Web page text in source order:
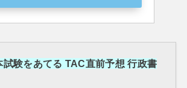
試験をあてる TAC直前予想 行政書